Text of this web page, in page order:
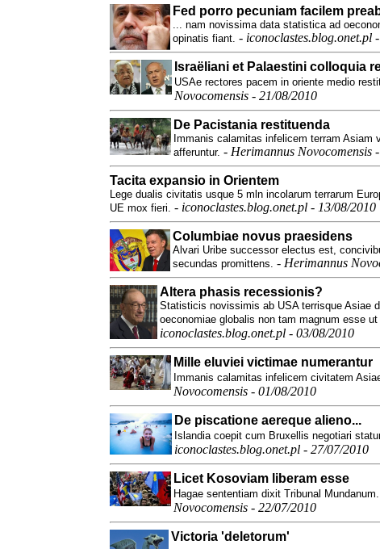
Fed porro pecuniam facilem
... nam novissima data statistica ad
opinatis fiant. - iconoclastes.blog.onet.pl
Israëliani et Palaestini colloquia
USAe rectores pacem in oriente medio
Novocomensis - 21/08/2010
De Pacistania restituenda
Immanis calamitas infelicem terram Asiam
afferuntur. - Herimannus Novocomensis
Tacita expansio in Orientem
Lege dualis civitatis usque 5 mln incolarum terrarum
UE mox fieri. - iconoclastes.blog.onet.pl - 13/08/2010
Columbiae novus praesidens
Alvari Uribe successor electus est,
secundas promittens. - Herimannus
Altera phasis recessionis?
Statisticis novissimis ab USA terrisque Asiae
oeconomiae globalis non tam magnum esse ut
iconoclastes.blog.onet.pl - 03/08/2010
Mille eluviei victimae numerantur
Immanis calamitas infelicem civitatem
Novocomensis - 01/08/2010
De piscatione aereque alieno...
Islandia coepit cum Bruxellis negotiari
iconoclastes.blog.onet.pl - 27/07/2010
Licet Kosoviam liberam esse
Hagae sententiam dixit Tribunal Mundanum.
Novocomensis - 22/07/2010
Victoria 'deletorum'